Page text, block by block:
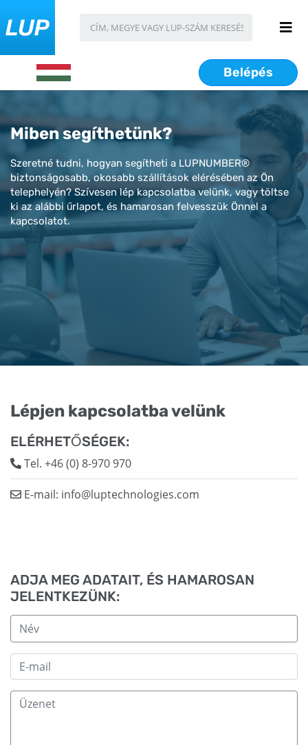
Belépés
Miben segíthetünk?
Szeretné tudni, hogyan segítheti a LUPNUMBER®
biztonságosabb, okosabb szállítások elérésében az Ön
telephelyén? Szívesen lép kapcsolatba velünk, vagy töltse
ki az alábbi űrlapot, és hamarosan felvesszük Önnel a
kapcsolatot.
Lépjen kapcsolatba velünk
ELÉRHETŐSÉGEK:
Tel. +46 (0) 8-970 970
E-mail: info@luptechnologies.com
ADJA MEG ADATAIT, ÉS HAMAROSAN
JELENTKEZÜNK: